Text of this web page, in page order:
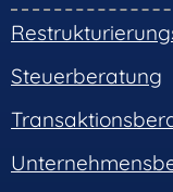
Steuerberatung